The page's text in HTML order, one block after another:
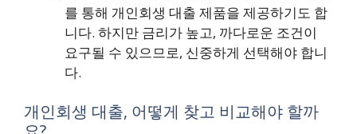
를 통해 개인회생 대출 제품을 제공하기도 합
니다. 하지만 금리가 높고, 까다로운 조건이
요구될 수 있으므로, 신중하게 선택해야 합니
다.
개인회생 대출, 어떻게 찾고 비교해야 할까